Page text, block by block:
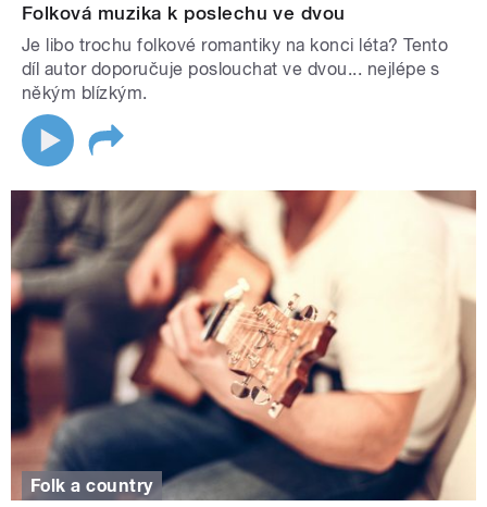
Folková muzika k poslechu ve dvou
Je libo trochu folkové romantiky na konci léta? Tento
díl autor doporučuje poslouchat ve dvou... nejlépe s
někým blízkým.
Folk a country